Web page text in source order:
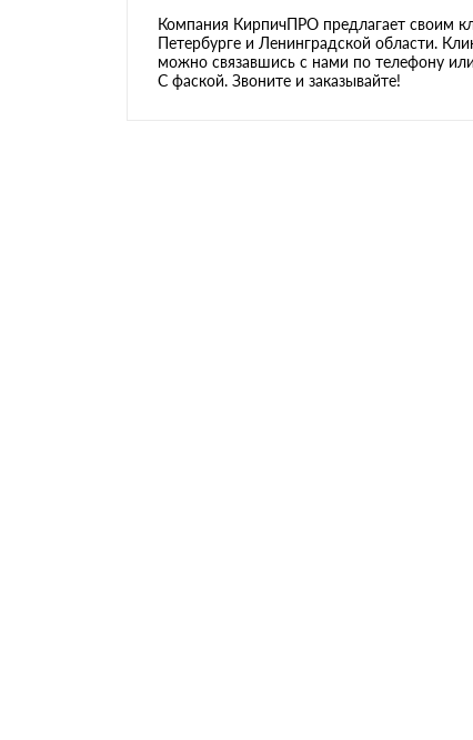
Компания КирпичПРО предлагает своим
Петербурге и Ленинградской области.
можно связавшись с нами по телефону
С фаской. Звоните и заказывайте!